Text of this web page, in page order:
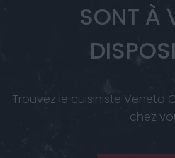
SONT À
Trouvez le cuisiniste Veneta
chez